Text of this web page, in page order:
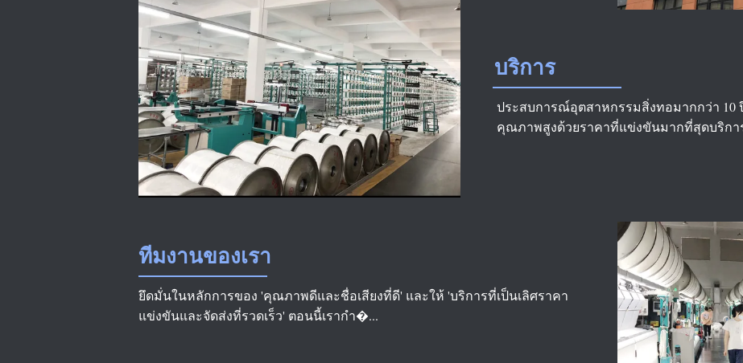
บริการ
ประสบการณ์อุตสาหกรรมสิ่งทอมากกว่า
คุณภาพสูงด้วยราคาที่แข่งขันมากที่สุดบริก
ทีมงานของเรา
ยึดมั่นในหลักการของ 'คุณภาพดีและชื่อเสียงที่ดี' และให้ 'บริการที่เป็นเลิศราคา
แข่งขันและจัดส่งที่รวดเร็ว' ตอนนี้เรากำ�...